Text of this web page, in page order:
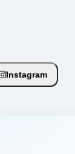
Instagram